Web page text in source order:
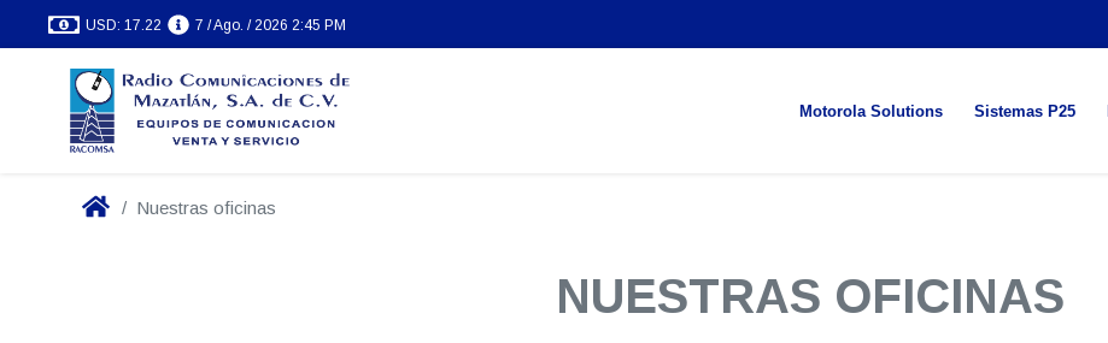
USD: 17.22 7 / Ago. / 2026 2:45 PM
Motorola Solutions Sistemas P25
Nuestras oficinas
NUESTRAS OFICINAS